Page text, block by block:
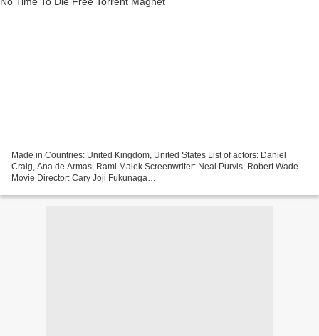
Made in Countries: United Kingdom, United States List of actors: Daniel
Craig, Ana de Armas, Rami Malek Screenwriter: Neal Purvis, Robert Wade
Movie Director: Cary Joji Fukunaga
movie online No Time to Die (2021)...